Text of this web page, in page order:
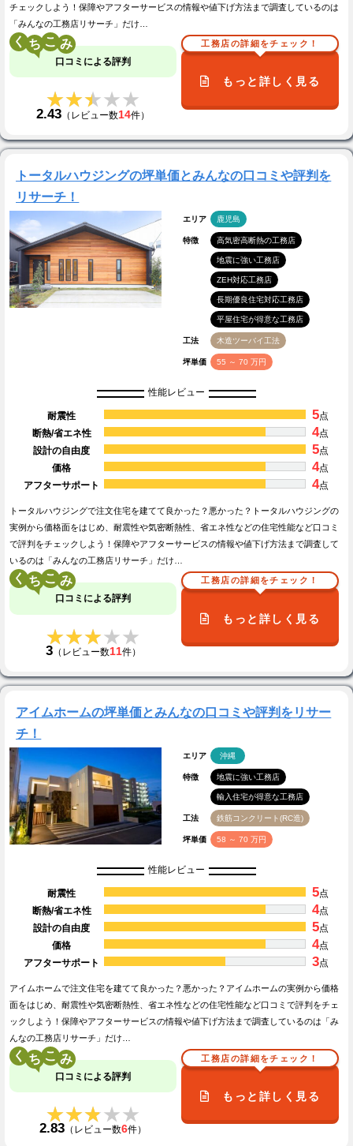
チェックしよう！保障やアフターサービスの情報や値下げ方法まで調査しているのは
「みんなの工務店リサーチ」だけ…
く こ
口コミによる評判
★★★★★
★★★★★
2.43 （レビュー数14件）
工務店の詳細をチェック！
もっと詳しく見る
トータルハウジングの坪単価とみんなの口コミや評判を
リサーチ！
エリア 鹿児島
特徴 高気密高断熱の工務店
地震に強い工務店
ZEH対応工務店
長期優良住宅対応工務店
平屋住宅が得意な工務店
工法 木造ツーバイ工法
坪単価 55 ～ 70 万円
性能レビュー
耐震性 5点
断熱/省エネ性
4点
設計の自由度
5点
価格
4点
アフターサポート
4点
トータルハウジングで注文住宅を建てて良かった？悪かった？トータルハウジングの
実例から価格面をはじめ、耐震性や気密断熱性、省エネ性などの住宅性能など口コミ
で評判をチェックしよう！保障やアフターサービスの情報や値下げ方法まで調査して
いるのは「みんなの工務店リサーチ」だけ…
く こ
口コミによる評判
★★★★★
★★★★★
3（レビュー数11件）
工務店の詳細をチェック！
もっと詳しく見る
アイムホームの坪単価とみんなの口コミや評判をリサー
チ！
エリア 沖縄
特徴 地震に強い工務店
輸入住宅が得意な工務店
工法 鉄筋コンクリート(RC造)
坪単価 58 ～ 70 万円
性能レビュー
耐震性 5点
断熱/省エネ性
4点
設計の自由度
5点
価格
4点
アフターサポート
3点
アイムホームで注文住宅を建てて良かった？悪かった？アイムホームの実例から価格
面をはじめ、耐震性や気密断熱性、省エネ性などの住宅性能など口コミで評判をチェ
ックしよう！保障やアフターサービスの情報や値下げ方法まで調査しているのは「み
んなの工務店リサーチ」だけ…
く こ
口コミによる評判
★★★★★
★★★★★
2.83 （レビュー数6件）
工務店の詳細をチェック！
もっと詳しく見る